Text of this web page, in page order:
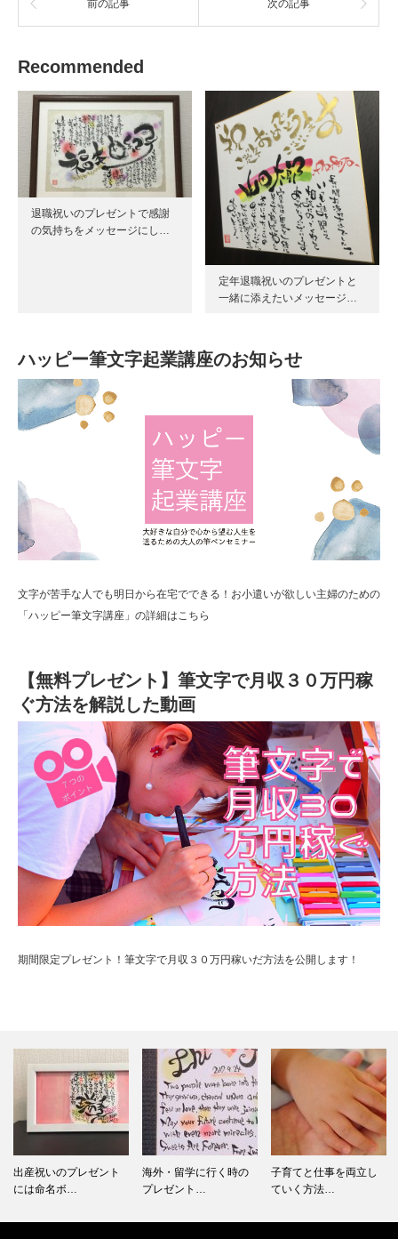
前の記事 次の記事
Recommended
退職祝いのプレゼントで感謝
の気持ちをメッセージにし…
定年退職祝いのプレゼントと
一緒に添えたいメッセージ…
ハッピー筆文字起業講座のお知らせ
文字が苦手な人でも明日から在宅でできる！お小遣いが欲しい主婦のための
「ハッピー筆文字講座」の詳細はこちら
【無料プレゼント】筆文字で月収３０万円稼
ぐ方法を解説した動画
期間限定プレゼント！筆文字で月収３０万円稼いだ方法を公開します！
出産祝いのプレゼント
には命名ボ…
海外・留学に行く時の
プレゼント…
子育てと仕事を両立し
ていく方法…